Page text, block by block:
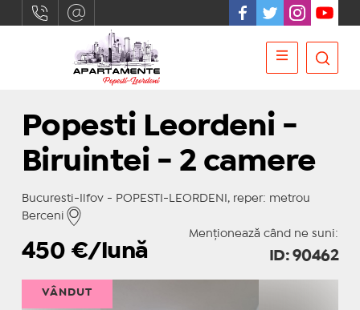
Popesti Leordeni -
Biruintei - 2 camere
Bucuresti-Ilfov - POPESTI-LEORDENI, reper: metrou
Berceni
Menționează când ne suni:
450 €/lună ID: 90462
VÂNDUT